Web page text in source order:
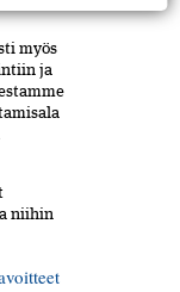
myös
ja
niihin